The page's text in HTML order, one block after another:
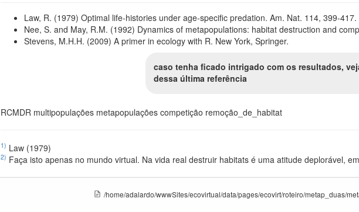
Law, R. (1979) Optimal life-histories under age-specific predation. Am. Nat. 114, 399-417.
Nee, S. and May, R.M. (1992) Dynamics of metapopulations: habitat destruction and
Stevens, M.H.H. (2009) A primer in ecology with R. New York, Springer.
caso tenha ficado intrigado com os resultados,
dessa última referência
RCMDR multipopulações metapopulações competição remoção_de_habitat
1) Law (1979)
2) Faça isto apenas no mundo virtual. Na vida real destruir habitats é uma atitude deplorável,
/home/adalardo/wwwSites/ecovirtual/data/pages/ecovirt/roteiro/metap_duas/